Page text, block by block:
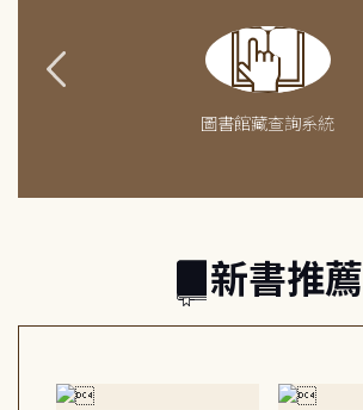
圖書館藏查詢系統
新書推薦